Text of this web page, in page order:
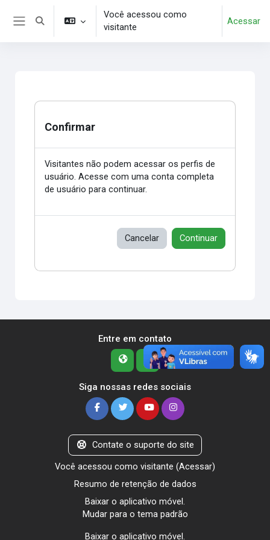
Ir para o conteúdo principal
Alternar entrada de pesquisa
Você acessou como
visitante
Acessar
Confirmar
Visitantes não podem acessar os perfis de
usuário. Acesse com uma conta completa
de usuário para continuar.
Cancelar Continuar
Entre em contato
Siga nossas redes sociais
Contate o suporte do site
Você acessou como visitante (Acessar)
Resumo de retenção de dados
Baixar o aplicativo móvel.
Mudar para o tema padrão
Baixar o aplicativo móvel.